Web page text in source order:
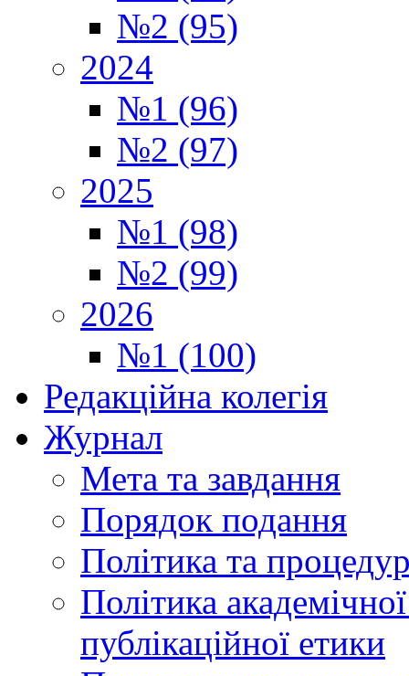
№2 (95)
2024
№1 (96)
№2 (97)
2025
№1 (98)
№2 (99)
2026
№1 (100)
Редакційна колегія
Журнал
Мета та завдання
Порядок подання
Політика та
Політика
публікаційної етики